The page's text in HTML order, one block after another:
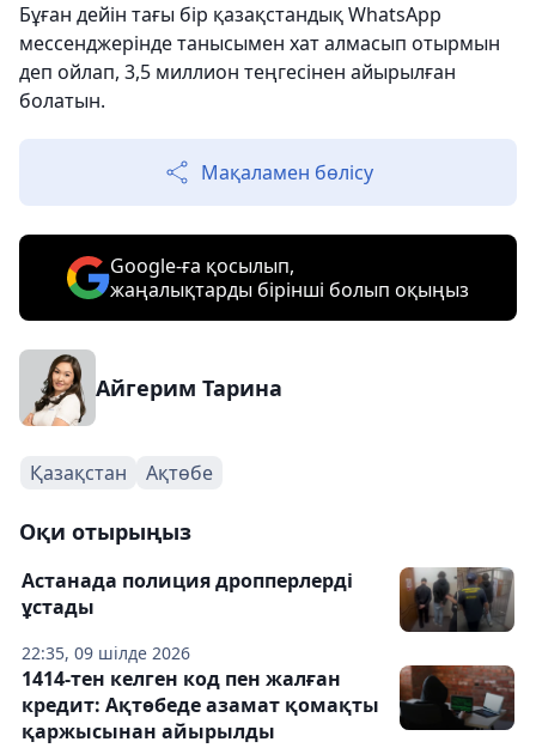
Бұған дейін тағы бір қазақстандық WhatsApp
мессенджерінде танысымен хат алмасып отырмын
деп ойлап, 3,5 миллион теңгесінен айырылған
болатын.
Мақаламен бөлісу
Google-ға қосылып,
жаңалықтарды бірінші болып оқыңыз
Айгерим Тарина
Қазақстан Ақтөбе
Оқи отырыңыз
22:35, 09 шілде 2026
Астанада полиция дропперлерді
ұстады
1414-тен келген код пен жалған
кредит: Ақтөбеде азамат қомақты
қаржысынан айырылды